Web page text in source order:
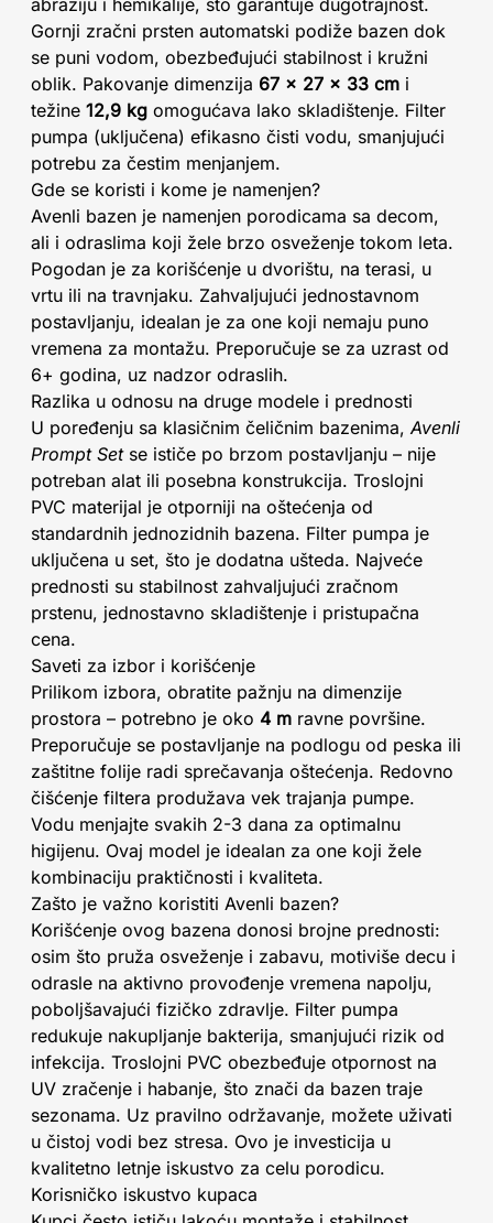
abraziju i hemikalije, što garantuje dugotrajnost.
Gornji zračni prsten automatski podiže bazen dok
se puni vodom, obezbeđujući stabilnost i kružni
oblik. Pakovanje dimenzija 67 x 27 x 33 cm i
težine 12,9 kg omogućava lako skladištenje. Filter
pumpa (uključena) efikasno čisti vodu, smanjujući
potrebu za čestim menjanjem.
Gde se koristi i kome je namenjen?
Avenli bazen je namenjen porodicama sa decom,
ali i odraslima koji žele brzo osveženje tokom leta.
Pogodan je za korišćenje u dvorištu, na terasi, u
vrtu ili na travnjaku. Zahvaljujući jednostavnom
postavljanju, idealan je za one koji nemaju puno
vremena za montažu. Preporučuje se za uzrast od
6+ godina, uz nadzor odraslih.
Razlika u odnosu na druge modele i prednosti
U poređenju sa klasičnim čeličnim bazenima,Avenli
Prompt Setse ističe po brzom postavljanju – nije
potreban alat ili posebna konstrukcija. Troslojni
PVC materijal je otporniji na oštećenja od
standardnih jednozidnih bazena. Filter pumpa je
uključena u set, što je dodatna ušteda. Najveće
prednosti su stabilnost zahvaljujući zračnom
prstenu, jednostavno skladištenje i pristupačna
cena.
Saveti za izbor i korišćenje
Prilikom izbora, obratite pažnju na dimenzije
prostora – potrebno je oko 4 m ravne površine.
Preporučuje se postavljanje na podlogu od peska ili
zaštitne folije radi sprečavanja oštećenja. Redovno
čišćenje filtera produžava vek trajanja pumpe.
Vodu menjajte svakih 2-3 dana za optimalnu
higijenu. Ovaj model je idealan za one koji žele
kombinaciju praktičnosti i kvaliteta.
Zašto je važno koristiti Avenli bazen?
Korišćenje ovog bazena donosi brojne prednosti:
osim što pruža osveženje i zabavu, motiviše decu i
odrasle na aktivno provođenje vremena napolju,
poboljšavajući fizičko zdravlje. Filter pumpa
redukuje nakupljanje bakterija, smanjujući rizik od
infekcija. Troslojni PVC obezbeđuje otpornost na
UV zračenje i habanje, što znači da bazen traje
sezonama. Uz pravilno održavanje, možete uživati
u čistoj vodi bez stresa. Ovo je investicija u
kvalitetno letnje iskustvo za celu porodicu.
Korisničko iskustvo kupaca